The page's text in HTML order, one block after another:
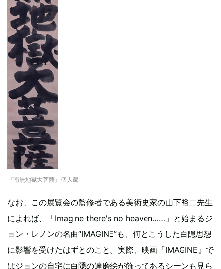
『南無地獄大菩薩』個人蔵
なお、この展覧会の監修者である美術史家の山下裕二先生
によれば、「Imagine there's no heaven……」と始まるジ
ョン・レノンの名曲“IMAGINE”も、何とこうした白隠思想
に影響を受けたはずとのこと。実際、映画『IMAGINE』で
はジョンの自宅に白隠の達磨絵が飾ってあるシーンも見ら